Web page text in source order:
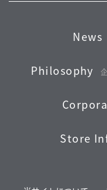
News
Philosophy
Store